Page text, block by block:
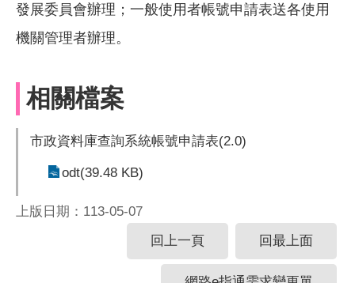
發展委員會辦理；一般使用者帳號申請表送各使用
機關管理者辦理。
相關檔案
市政資料庫查詢系統帳號申請表(2.0)
odt(39.48 KB)
上版日期：113-05-07
回上一頁
回最上面